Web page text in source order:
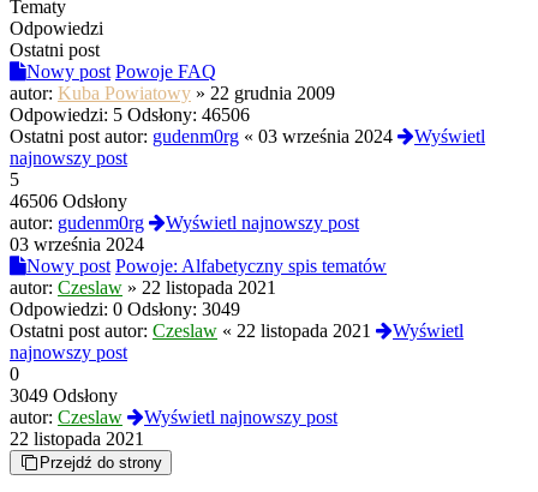
Tematy
Odpowiedzi
Ostatni post
Nowy post Powoje FAQ
autor: Kuba Powiatowy » 22 grudnia 2009
Odpowiedzi: 5 Odsłony: 46506
Ostatni post autor: gudenm0rg « 03 września 2024
Wyświetl
najnowszy post
5
46506 Odsłony
autor: gudenm0rg
Wyświetl najnowszy post
03 września 2024
Nowy post Powoje: Alfabetyczny spis tematów
autor: Czeslaw » 22 listopada 2021
Odpowiedzi: 0 Odsłony: 3049
Ostatni post autor: Czeslaw « 22 listopada 2021
Wyświetl
najnowszy post
0
3049 Odsłony
autor: Czeslaw
Wyświetl najnowszy post
22 listopada 2021
Przejdź do strony